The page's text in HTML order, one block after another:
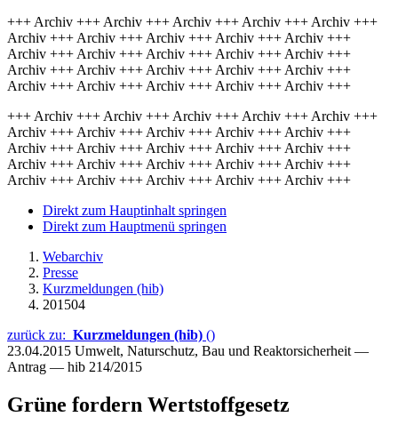
+++ Archiv +++ Archiv +++ Archiv +++ Archiv +++ Archiv +++
Archiv +++ Archiv +++ Archiv +++ Archiv +++ Archiv +++
Archiv +++ Archiv +++ Archiv +++ Archiv +++ Archiv +++
Archiv +++ Archiv +++ Archiv +++ Archiv +++ Archiv +++
Archiv +++ Archiv +++ Archiv +++ Archiv +++ Archiv +++
+++ Archiv +++ Archiv +++ Archiv +++ Archiv +++ Archiv +++
Archiv +++ Archiv +++ Archiv +++ Archiv +++ Archiv +++
Archiv +++ Archiv +++ Archiv +++ Archiv +++ Archiv +++
Archiv +++ Archiv +++ Archiv +++ Archiv +++ Archiv +++
Archiv +++ Archiv +++ Archiv +++ Archiv +++ Archiv +++
Direkt zum Hauptinhalt springen
Direkt zum Hauptmenü springen
Webarchiv
Presse
Kurzmeldungen (hib)
201504
zurück zu: Kurzmeldungen (hib) ()
23.04.2015 Umwelt, Naturschutz, Bau und Reaktorsicherheit —
Antrag — hib 214/2015
Grüne fordern Wertstoffgesetz